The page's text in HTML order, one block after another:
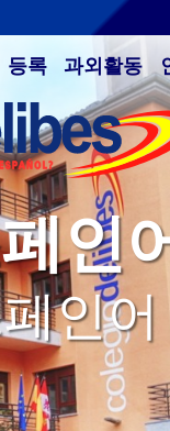
등록 과외활동
인
인